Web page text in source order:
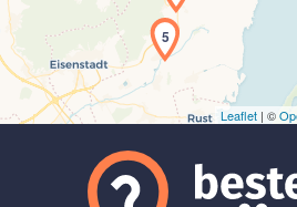
5
Leaflet | ©